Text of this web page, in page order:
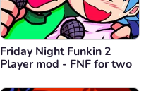
Friday Night Funkin 2
Player mod - FNF for two